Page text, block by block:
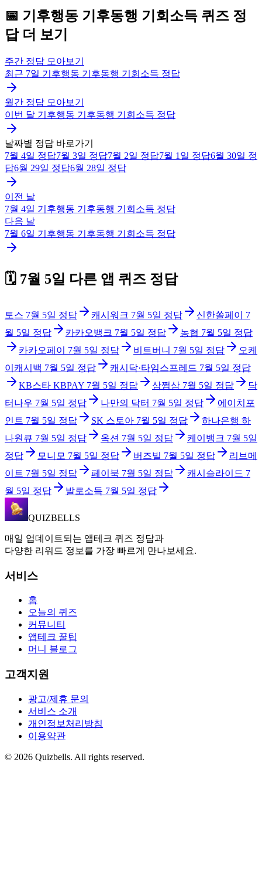
📅 기후행동 기후동행 기회소득 퀴즈 정
답 더 보기
주간 정답 모아보기
최근 7일 기후행동 기후동행 기회소득 정답
월간 정답 모아보기
이번 달 기후행동 기후동행 기회소득 정답
날짜별 정답 바로가기
7월 4일 정답7월 3일 정답7월 2일 정답7월 1일 정답6월 30일 정
답6월 29일 정답6월 28일 정답
이전 날
7월 4일 기후행동 기후동행 기회소득 정답
다음 날
7월 6일 기후행동 기후동행 기회소득 정답
🗓️ 7월 5일 다른 앱 퀴즈 정답
토스 7월 5일 정답 캐시워크 7월 5일 정답 신한쏠페이
7
월 5일 정답 카카오뱅크 7월 5일 정답 농협 7월 5일 정답
카카오페이
7월 5일 정답 비트버니 7월 5일 정답
오케
이캐시백 7월 5일 정답 캐시닥·타임스프레드 7월 5일 정답
KB스타 KBPAY 7월 5일 정답 삼쩜삼 7월 5일 정답
닥
터나우 7월 5일 정답 나만의 닥터 7월 5일 정답
에이치포
인트 7월 5일 정답 SK 스토아 7월 5일 정답
하나은행 하
나원큐 7월 5일 정답 옥션 7월 5일 정답 케이뱅크 7월 5일
정답
모니모 7월 5일 정답 버즈빌 7월 5일 정답
리브메
이트 7월 5일 정답 페이북 7월 5일 정답 캐시슬라이드 7
월 5일 정답 발로소득 7월 5일 정답
QUIZBELLS
매일 업데이트되는 앱테크 퀴즈 정답과
다양한 리워드 정보를 가장 빠르게 만나보세요.
서비스
홈
오늘의 퀴즈
커뮤니티
앱테크 꿀팁
머니 블로그
고객지원
광고/제휴 문의
서비스 소개
개인정보처리방침
이용약관
© 2026 Quizbells. All rights reserved.